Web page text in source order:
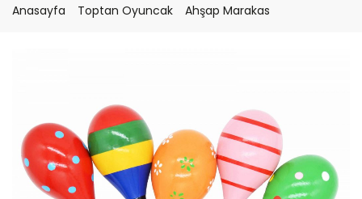
Anasayfa Toptan Oyuncak Ahşap Marakas